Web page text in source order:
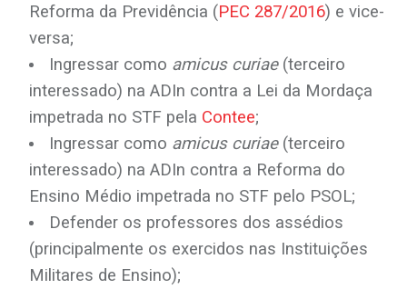
Reforma da Previdência (PEC 287/2016) e vice-
versa;
Ingressar como amicus curiae(terceiro
interessado) na ADIn contra a Lei da Mordaça
impetrada no STF pela Contee;
Ingressar como amicus curiae(terceiro
interessado) na ADIn contra a Reforma do
Ensino Médio impetrada no STF pelo PSOL;
Defender os professores dos assédios
(principalmente os exercidos nas Instituições
Militares de Ensino);